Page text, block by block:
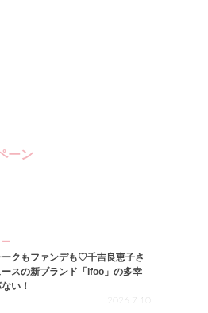
ーン
ークもファンデも♡千吉良恵子さ
スの新ブランド「ifoo」の多幸
い！
2026.7.10